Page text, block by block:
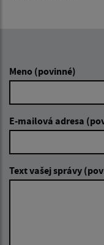
Meno (povinné)
E-mailová adresa
Text vašej správy